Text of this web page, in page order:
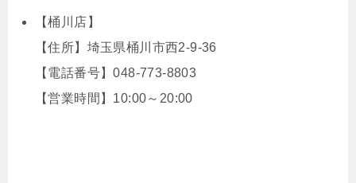
【桶川店】
【住所】埼玉県桶川市西2-9-36
【電話番号】048-773-8803
【営業時間】10:00～20:00